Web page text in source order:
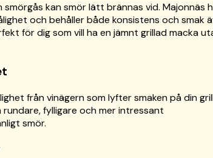
smörgås kan smör lätt brännas vid. Majonnäs
och behåller både konsistens och smak
för dig som vill ha en jämnt grillad macka
från vinägern som lyfter smaken på din
fylligare och mer intressant
smör.